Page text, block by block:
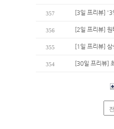
357 [3일 프리뷰] '3
356 [2일 프리뷰]
355 [1일 프리뷰]
354 [30일 프리뷰]